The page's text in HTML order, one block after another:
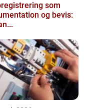
som
og bevis: